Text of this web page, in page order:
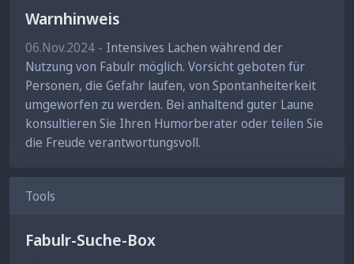
Warnhinweis
06.Nov.2024 - Intensives Lachen während der
Nutzung von Fabulr möglich. Vorsicht geboten für
Personen, die Gefahr laufen, von Spontanheiterkeit
umgeworfen zu werden. Bei anhaltend guter Laune
konsultieren Sie Ihren Humorberater oder teilen Sie
die Freude verantwortungsvoll.
Tools
Fabulr-Suche-Box